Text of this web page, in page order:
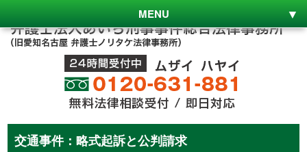
MENU
交通事件：略式起訴と公判請求